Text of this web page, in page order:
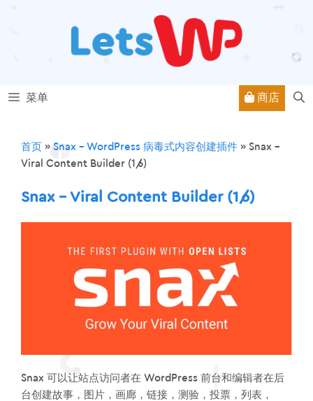
菜单 商店
首页 » Snax – WordPress 病毒式内容创建插件 » Snax –
Viral Content Builder (1/6)
Snax – Viral Content Builder (1/6)
Snax 可以让站点访问者在 WordPress 前台和编辑者在后
台创建故事，图片，画廊，链接，测验，投票，列表，